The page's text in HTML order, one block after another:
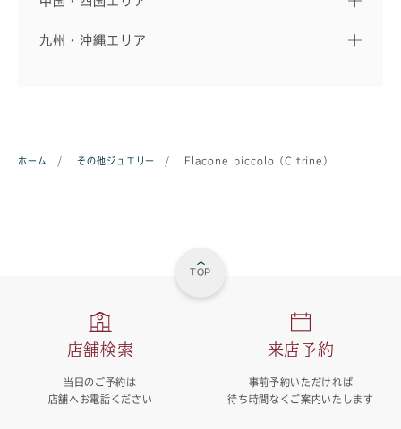
九州・沖縄エリア
ホーム / その他ジュエリー / Flacone piccolo（Citrine）
TOP
店舗検索
当日のご予約は
店舗へお電話ください
来店予約
事前予約いただければ
待ち時間なくご案内いたします